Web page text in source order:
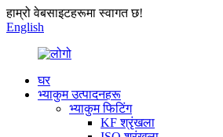
हाम्रो वेबसाइटहरूमा स्वागत छ!
English
घर
भ्याकुम उत्पादनहरू
भ्याकुम फिटिंग
KF श्रृंखला